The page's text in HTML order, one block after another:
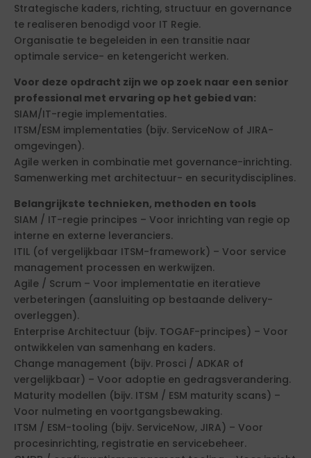
Strategische kaders, richting, structuur en governance
te realiseren benodigd voor IT Regie.
Organisatie te begeleiden in een transitie naar
optimale service- en ketengericht werken.
Voor deze opdracht zijn we op zoek naar een senior
professional met ervaring op het gebied van:
SIAM/IT-regie implementaties.
ITSM/ESM implementaties (bijv. ServiceNow of JIRA-
omgevingen).
Agile werken in combinatie met governance-inrichting.
Samenwerking met architectuur- en securitydisciplines.
Belangrijkste technieken, methoden en tools
SIAM / IT-regie principes – Voor inrichting van regie op
interne en externe leveranciers.
ITIL (of vergelijkbaar ITSM-framework) – Voor service
management processen en werkwijzen.
Agile / Scrum – Voor implementatie en iteratieve
verbeteringen (aansluiting op bestaande delivery-
overleggen).
Enterprise Architectuur (bijv. TOGAF-principes) – Voor
ontwikkelen van samenhang en kaders.
Change management (bijv. Prosci / ADKAR of
vergelijkbaar) – Voor adoptie en gedragsverandering.
Maturity modellen (bijv. ITSM / ESM maturity scans) –
Voor nulmeting en voortgangsbewaking.
ITSM / ESM-tooling (bijv. ServiceNow, JIRA) – Voor
procesinrichting, registratie en servicebeheer.